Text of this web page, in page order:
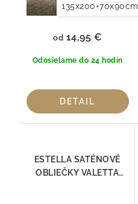
135x200+70x90cm
Odosielame do 24 hodín
od 14,95 €
DETAIL
ESTELLA SATÉNOVÉ
OBLIEČKY VALETTA